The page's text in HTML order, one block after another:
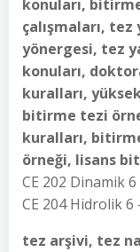
konuları,
çalışmaları,
yönergesi, tez
konuları,
kuralları,
bitirme tezi
kuralları,
örneği, lisans
CE 202 Dinamik 6
CE 204 Hidrolik 6
tez arşivi, tez